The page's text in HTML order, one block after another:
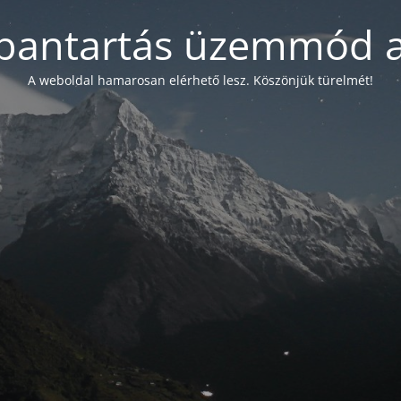
üzemmód
A weboldal hamarosan elérhető lesz. Köszönjük türelmét!